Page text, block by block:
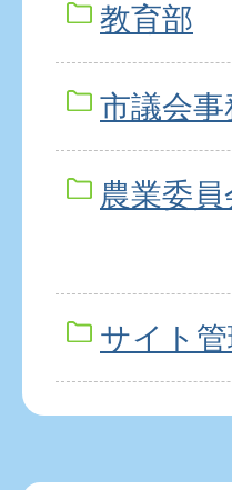
教育部
市議会事
農業委
サイト管